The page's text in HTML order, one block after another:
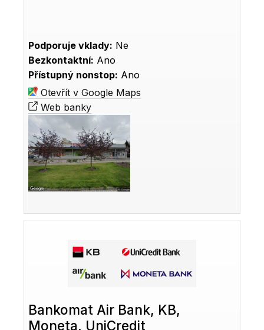
Podporuje vklady: Ne
Bezkontaktní: Ano
Přístupný nonstop: Ano
Otevřít v Google Maps
Web banky
Bankomat Air Bank, KB,
Moneta, UniCredit